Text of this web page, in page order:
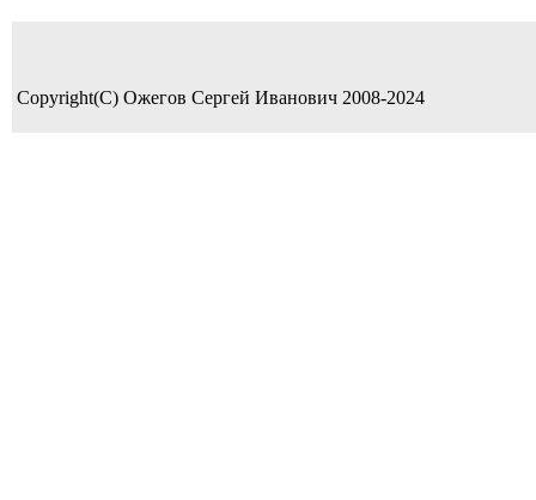
Copyright(C) Ожегов Сергей Иванович 2008-2024